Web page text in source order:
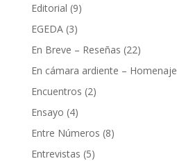
Editorial (9)
EGEDA(3)
En Breve – Reseñas (22)
En cámara ardiente – Homenaje
Encuentros (2)
Ensayo (4)
Entre Números (8)
Entrevistas (5)